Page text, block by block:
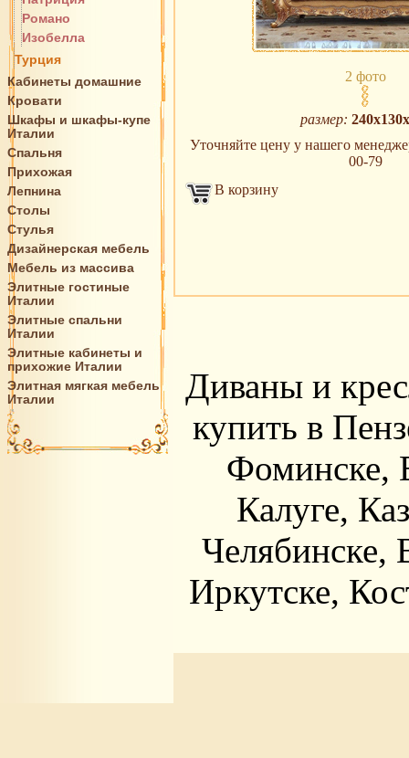
Романо
Изобелла
Турция
Кабинеты домашние
Кровати
Шкафы и шкафы-купе
Италии
Спальня
Прихожая
Лепнина
Столы
Стулья
Дизайнерская мебель
Мебель из массива
Элитные гостиные
Италии
Элитные спальни
Италии
Элитные кабинеты и
прихожие Италии
Элитная мягкая мебель
Италии
2 фото
размер:
Уточняйте цену у нашего
00-79
В корзину
Диваны и
купить в
Фоминске,
Калуге,
Челябинске,
Иркутске,